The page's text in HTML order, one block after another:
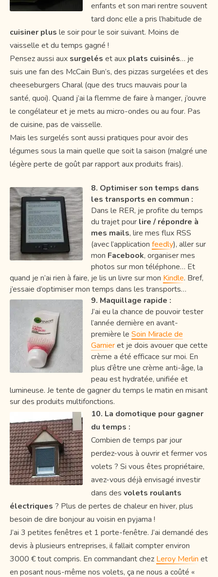
enfants et son mari rentre souvent
tard donc elle a pris l’habitude de
cuisiner plus le soir pour le soir suivant. Moins de
vaisselle et du temps gagné !
Pensez aussi aux surgelés et aux plats cuisinés… je
suis une fan des McCain Bun’s, des pizzas surgelées et des
cheeseburgers Charal (que des trucs mauvais pour la
santé, quoi). Quand j’ai la flemme de faire à manger, j’ouvre
le congélateur et je mets au micro-ondes ou au four. Pas
de cuisine, pas de vaisselle.
Mais les surgelés sont aussi pratiques pour avoir des
légumes sous la main quelle que soit la saison (malgré une
légère perte de goût par rapport aux produits frais).
8. Optimiser son temps dans
les transports en commun :
Dans le RER, je profite du temps
du trajet pour lire / répondre à
mes mails, lire mes flux RSS
(avec l’applicationfeedly), aller sur
mon Facebook, organiser mes
photos sur mon téléphone… Et
quand je n’ai rien à faire, je lis un livre sur mon Kindle. Bref,
j’essaie d’optimiser mon temps dans les transports…
9. Maquillage rapide :
J’ai eu la chance de pouvoir tester
l’année dernière en avant-
première leSoin Miracle de
Garnieret je dois avouer que cette
crème a été efficace sur moi. En
plus d’être une crème anti-âge, la
peau est hydratée, unifiée et
lumineuse. Je tente de gagner du temps le matin en misant
sur des produits multifonctions.
10. La domotique pour gagner
du temps :
Combien de temps par jour
perdez-vous à ouvrir et fermer vos
volets ? Si vous êtes propriétaire,
avez-vous déjà envisagé investir
dans desvolets roulants
électriques ? Plus de pertes de chaleur en hiver, plus
besoin de dire bonjour au voisin en pyjama !
J’ai 3 petites fenêtres et 1 porte-fenêtre. J’ai demandé des
devis à plusieurs entreprises, il fallait compter environ
3000 € tout compris. En commandant chez Leroy Merlin et
en posant nous-même nos volets, ça ne nous a coûté «